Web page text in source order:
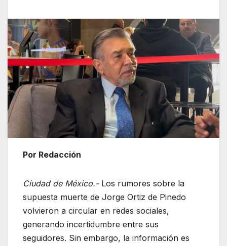
Por Redacción
Ciudad de México.-Los rumores sobre la
supuesta muerte de Jorge Ortiz de Pinedo
volvieron a circular en redes sociales,
generando incertidumbre entre sus
seguidores. Sin embargo, la información es